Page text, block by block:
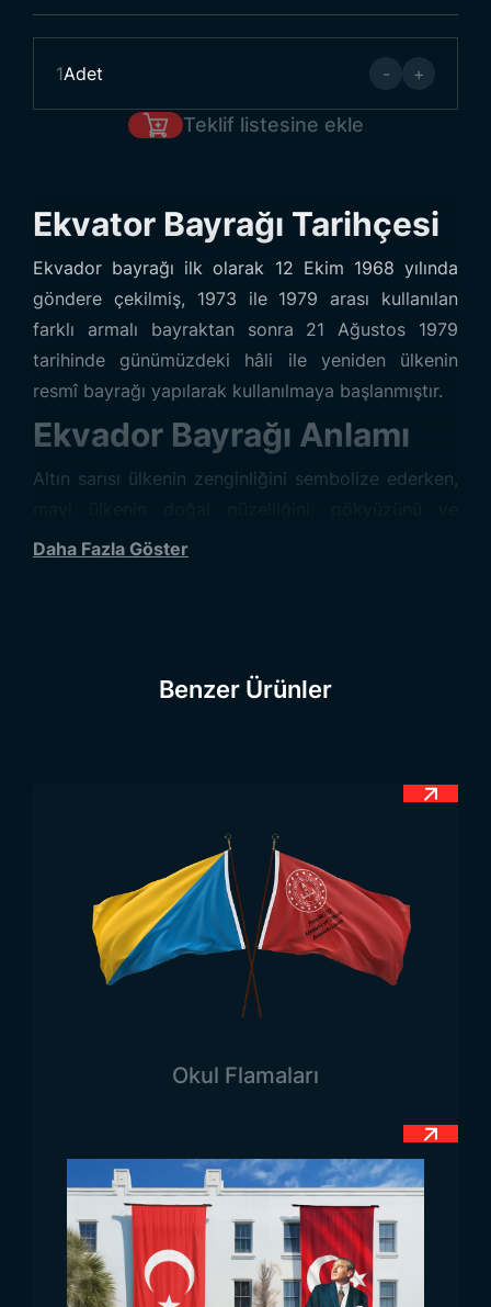
1Adet - +
Teklif listesine ekle
Ekvator Bayrağı Tarihçesi
Ekvador bayrağı ilk olarak 12 Ekim 1968 yılında
göndere çekilmiş, 1973 ile 1979 arası kullanılan
farklı armalı bayraktan sonra 21 Ağustos 1979
tarihinde günümüzdeki hâli ile yeniden ülkenin
resmî bayrağı yapılarak kullanılmaya başlanmıştır.
Ekvador Bayrağı Anlamı
Altın sarısı ülkenin zenginliğini sembolize ederken,
okyanusu ifade etmektedir. Kırmızı renk ise
renklerden meydan gelmektedir. Bayrak üzerinde
ülkesinin zenginliğini simgeleyen faktördür
arma bulunur. Bu simge gücün ve cesaretin
simgesini üzerinde taşır. Üç renkten meydana
gelen bu bayrak Ekvator ile beraber Kolombiya ve
Venezuela’yı da temsil eder.
Ekvador Bayrağı Ölçüleri
koşulda değiştirilemez. Özellikle bayrak zemini
üzerine yerleştirilen sembollerin bayrak üzerinde
Renklerin uyumu ölçü miktarları dokunulmaz olup
hiçbir üretici tarafından farklılık yapılamaz.
Ekvador Bayrağı Kullanım
Daha Fazla Göster
Benzer Ürünler
Okul Flamaları